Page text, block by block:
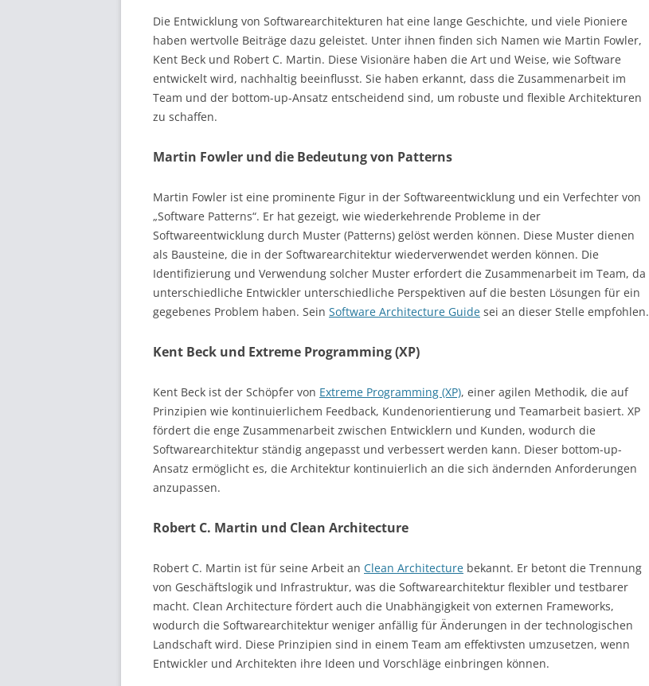
Die Entwicklung von Softwarearchitekturen hat eine lange Geschichte, und viele Pioniere
haben wertvolle Beiträge dazu geleistet. Unter ihnen finden sich Namen wie Martin Fowler,
Kent Beck und Robert C. Martin. Diese Visionäre haben die Art und Weise, wie Software
entwickelt wird, nachhaltig beeinflusst. Sie haben erkannt, dass die Zusammenarbeit im
Team und der bottom-up-Ansatz entscheidend sind, um robuste und flexible Architekturen
zu schaffen.
Martin Fowler und die Bedeutung von Patterns
Martin Fowler ist eine prominente Figur in der Softwareentwicklung und ein Verfechter von
„Software Patterns“. Er hat gezeigt, wie wiederkehrende Probleme in der
Softwareentwicklung durch Muster (Patterns) gelöst werden können. Diese Muster dienen
als Bausteine, die in der Softwarearchitektur wiederverwendet werden können. Die
Identifizierung und Verwendung solcher Muster erfordert die Zusammenarbeit im Team, da
unterschiedliche Entwickler unterschiedliche Perspektiven auf die besten Lösungen für ein
gegebenes Problem haben. Sein Software Architecture Guide sei an dieser Stelle empfohlen.
Kent Beck und Extreme Programming (XP)
Kent Beck ist der Schöpfer von Extreme Programming (XP), einer agilen Methodik, die auf
Prinzipien wie kontinuierlichem Feedback, Kundenorientierung und Teamarbeit basiert. XP
fördert die enge Zusammenarbeit zwischen Entwicklern und Kunden, wodurch die
Softwarearchitektur ständig angepasst und verbessert werden kann. Dieser bottom-up-
Ansatz ermöglicht es, die Architektur kontinuierlich an die sich ändernden Anforderungen
anzupassen.
Robert C. Martin und Clean Architecture
Robert C. Martin ist für seine Arbeit an Clean Architecture bekannt. Er betont die Trennung
von Geschäftslogik und Infrastruktur, was die Softwarearchitektur flexibler und testbarer
macht. Clean Architecture fördert auch die Unabhängigkeit von externen Frameworks,
wodurch die Softwarearchitektur weniger anfällig für Änderungen in der technologischen
Landschaft wird. Diese Prinzipien sind in einem Team am effektivsten umzusetzen, wenn
Entwickler und Architekten ihre Ideen und Vorschläge einbringen können.